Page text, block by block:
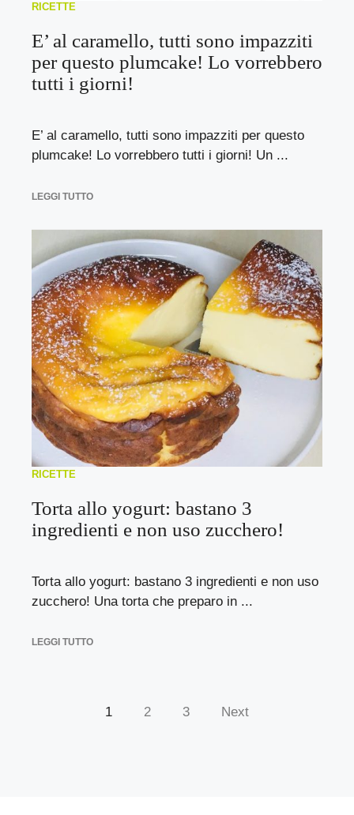
RICETTE
E’ al caramello, tutti sono impazziti
per questo plumcake! Lo vorrebbero
tutti i giorni!
E’ al caramello, tutti sono impazziti per questo
plumcake! Lo vorrebbero tutti i giorni! Un ...
LEGGI TUTTO
RICETTE
Torta allo yogurt: bastano 3
ingredienti e non uso zucchero!
Torta allo yogurt: bastano 3 ingredienti e non uso
zucchero! Una torta che preparo in ...
LEGGI TUTTO
1 2 3 Next